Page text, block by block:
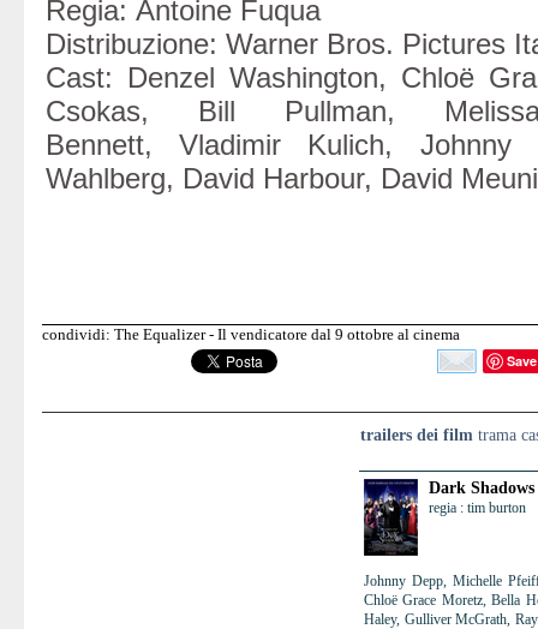
Regia: Antoine Fuqua
Distribuzione: Warner Bros. Pictures
Cast: Denzel Washington, Chloë
Csokas, Bill Pullman,
Bennett, Vladimir Kulich, Johnny
Wahlberg, David Harbour, David
condividi: The Equalizer - Il vendicatore dal 9 ottobre al cinema
Save
trailers dei film trama
Dark Shadows
regia : tim burton
Johnny Depp, Michelle
Chloë Grace Moretz, Bella
Haley, Gulliver McGrath,